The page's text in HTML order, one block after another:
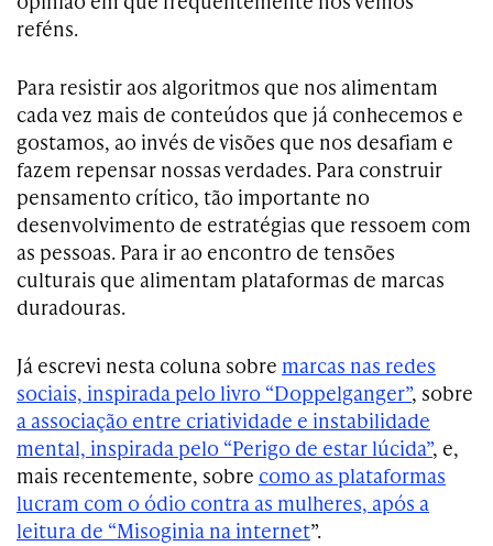
reféns.
Para resistir aos algoritmos que nos alimentam
cada vez mais de conteúdos que já conhecemos e
gostamos, ao invés de visões que nos desafiam e
fazem repensar nossas verdades. Para construir
pensamento crítico, tão importante no
desenvolvimento de estratégias que ressoem com
as pessoas. Para ir ao encontro de tensões
culturais que alimentam plataformas de marcas
duradouras.
Já escrevi nesta coluna sobre marcas nas redes
sociais, inspirada pelo livro “Doppelganger”, sobre
a associação entre criatividade e instabilidade
mental, inspirada pelo “Perigo de estar lúcida”, e,
mais recentemente, sobre como as plataformas
lucram com o ódio contra as mulheres, após a
leitura de “Misoginia na internet”.